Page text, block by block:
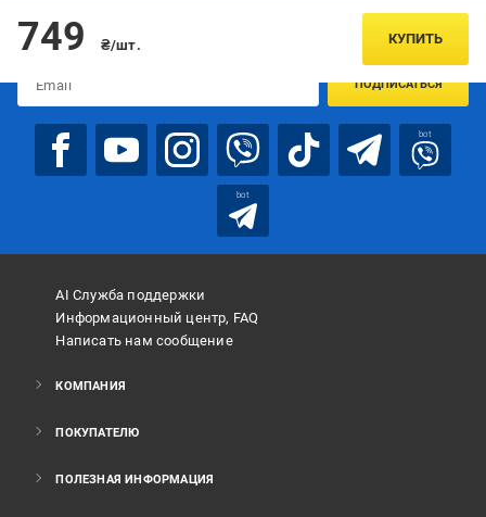
749 ₴/шт. КУПИТЬ
Подписывайтесь, чтобы узнавать первым об акцияx и
ПОДПИСАТЬСЯ
bot
bot
AI Служба поддержки
Информационный центр, FAQ
Написать нам сообщение
КОМПАНИЯ
ПОКУПАТЕЛЮ
ПОЛЕЗНАЯ ИНФОРМАЦИЯ